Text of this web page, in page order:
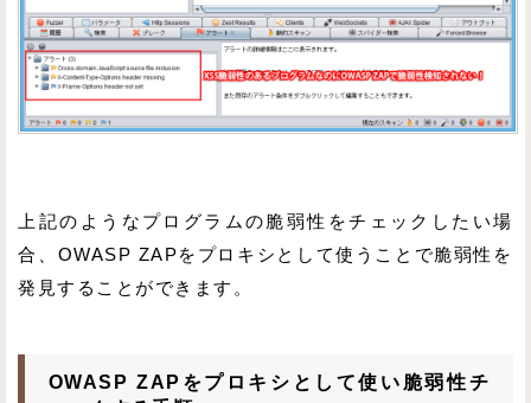
上記のようなプログラムの脆弱性をチェックしたい場
合、OWASP ZAPをプロキシとして使うことで脆弱性を
発見することができます。
OWASP ZAPをプロキシとして使い脆弱性チ